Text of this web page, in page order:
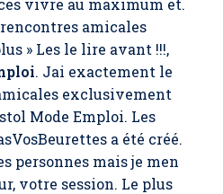
vivre au maximum et.
amicales
» Les le lire avant !!!,
. Jai exactement le
exclusivement
Mode Emploi. Les
a été créé.
personnes mais je men
votre session. Le plus